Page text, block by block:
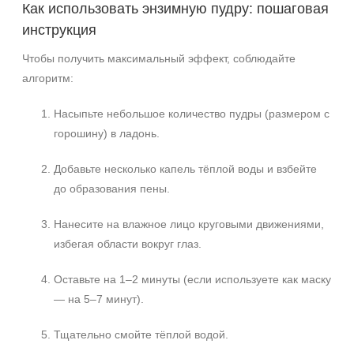
Как использовать энзимную пудру: пошаговая
инструкция
Чтобы получить максимальный эффект, соблюдайте
алгоритм:
Насыпьте небольшое количество пудры (размером с
горошину) в ладонь.
Добавьте несколько капель тёплой воды и взбейте
до образования пены.
Нанесите на влажное лицо круговыми движениями,
избегая области вокруг глаз.
Оставьте на 1–2 минуты (если используете как маску
— на 5–7 минут).
Тщательно смойте тёплой водой.